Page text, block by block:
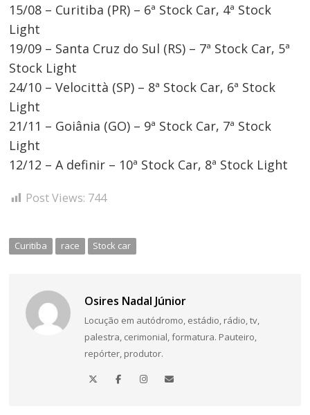
15/08 – Curitiba (PR) – 6ª Stock Car, 4ª Stock
Light
19/09 – Santa Cruz do Sul (RS) – 7ª Stock Car, 5ª
Stock Light
24/10 – Velocittà (SP) – 8ª Stock Car, 6ª Stock
Light
21/11 – Goiânia (GO) – 9ª Stock Car, 7ª Stock
Light
12/12 – A definir – 10ª Stock Car, 8ª Stock Light
Post Views: 744
Curitiba race Stock car
Osires Nadal Júnior
Locução em autódromo, estádio, rádio, tv,
palestra, cerimonial, formatura. Pauteiro,
repórter, produtor.